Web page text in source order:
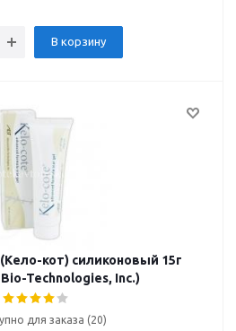
В корзину
кот) силиконовый 15г
Technologies, Inc.)
для заказа (20)